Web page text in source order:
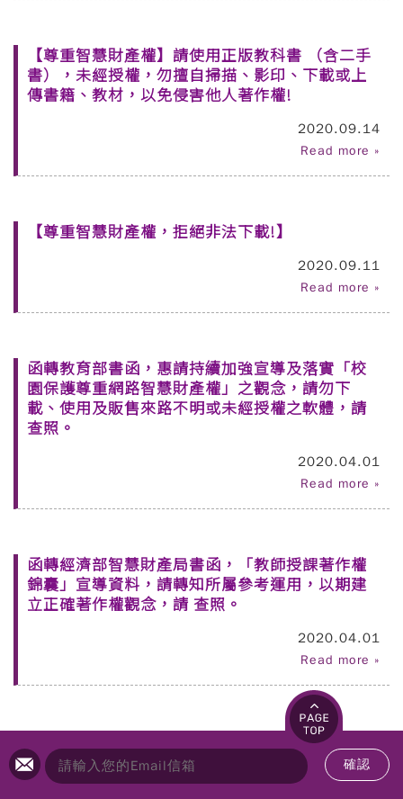
【尊重智慧財產權】請使用正版教科書 （含二手
書），未經授權，勿擅自掃描、影印、下載或上
傳書籍、教材，以免侵害他人著作權!
2020.09.14
Read more »
【尊重智慧財產權，拒絕非法下載!】
2020.09.11
Read more »
函轉教育部書函，惠請持續加強宣導及落實「校
園保護尊重網路智慧財產權」之觀念，請勿下
載、使用及販售來路不明或未經授權之軟體，請
查照。
2020.04.01
Read more »
函轉經濟部智慧財產局書函，「教師授課著作權
錦囊」宣導資料，請轉知所屬參考運用，以期建
立正確著作權觀念，請 查照。
2020.04.01
Read more »
確認